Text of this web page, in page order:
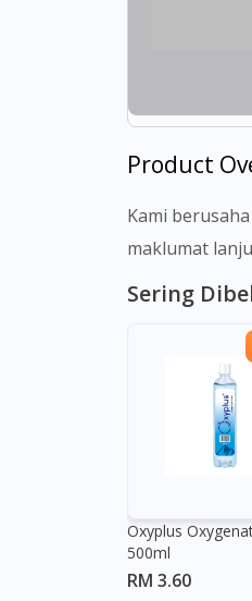
Product
Kami
maklumat
Sering
Oxyplus
500ml
RM 3.60